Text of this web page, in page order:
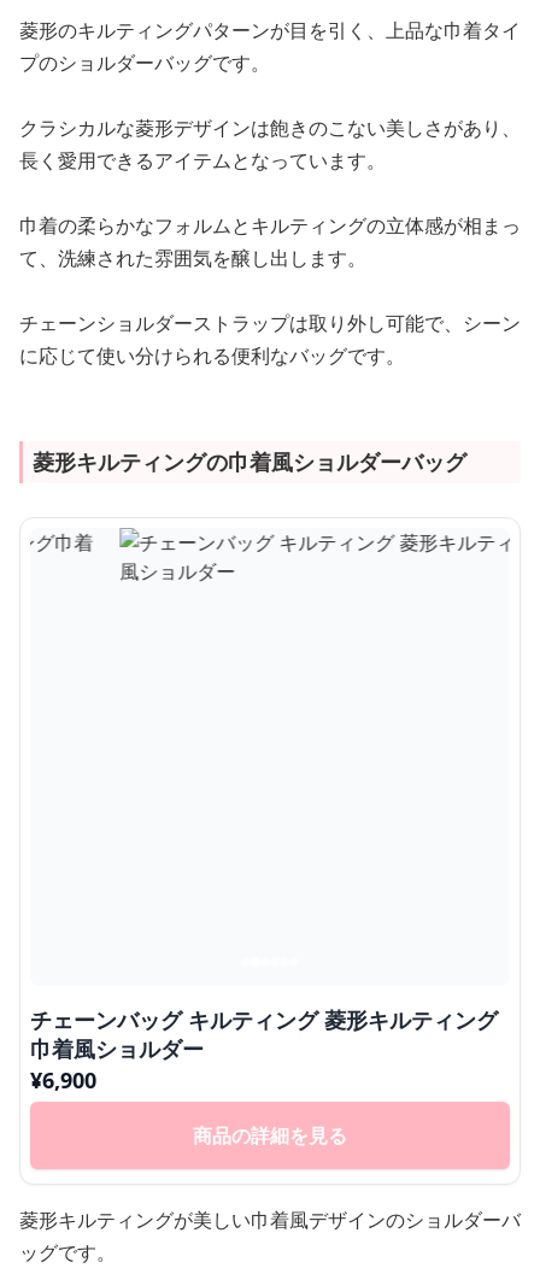
菱形のキルティングパターンが目を引く、上品な巾着タイ
プのショルダーバッグです。
クラシカルな菱形デザインは飽きのこない美しさがあり、
長く愛用できるアイテムとなっています。
巾着の柔らかなフォルムとキルティングの立体感が相まっ
て、洗練された雰囲気を醸し出します。
チェーンショルダーストラップは取り外し可能で、シーン
に応じて使い分けられる便利なバッグです。
菱形キルティングの巾着風ショルダーバッグ
チェーンバッグ キルティング 菱形キルティング
巾着風ショルダー
¥6,900
商品の詳細を見る
菱形キルティングが美しい巾着風デザインのショルダーバ
ッグです。